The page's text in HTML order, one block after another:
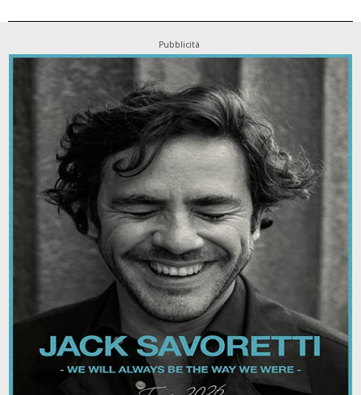
Pubblicità